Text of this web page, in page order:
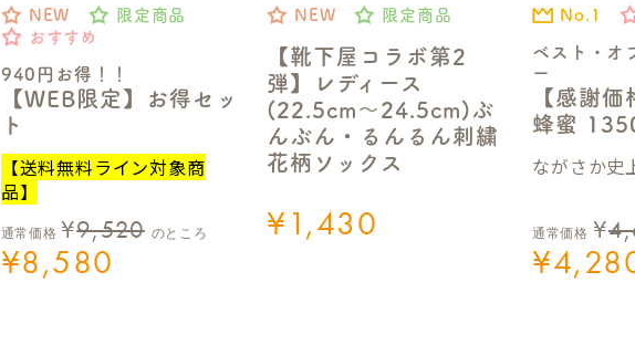
NEW
限定商品
おすすめ
940円お得！！
【WEB限定】お得セッ
ト
【送料無料ライン対象商
品】
通常価格 ¥9,520 のところ
¥8,580
NEW 限定商品
【靴下屋コラボ第2
弾】レディース
(22.5cm～24.5cm)ぶ
んぶん・るんるん刺繍
花柄ソックス
¥1,430
No.1
ベスト・オ
ー
【感謝
蜂蜜
ながさか史
通常価格 ¥
¥